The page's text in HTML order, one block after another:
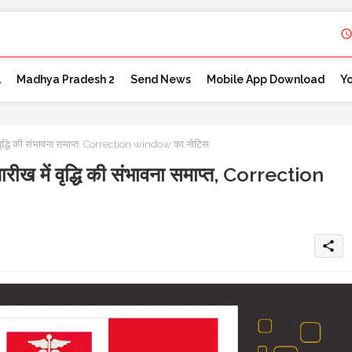
Madhya Pradesh 2 Send News Mobile App Download
की संभावना समाप्त, Correction window का नोटिस
में वृद्धि की संभावना समाप्त, Correction
share